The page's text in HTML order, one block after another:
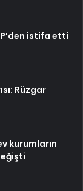
istifa etti
Rüzgar
kurumların